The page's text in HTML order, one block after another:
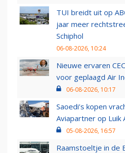
TUI breidt uit op
jaar meer
Schiphol
06-08-2026, 10:24
Nieuwe ervaren
voor geplaagd Air
06-08-2026, 10:17
Saoedi’s kopen
Aviapartner op Luik
05-08-2026, 16:57
Raamstoeltje in de